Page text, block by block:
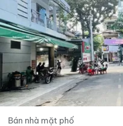
Bán nhà mặt phố